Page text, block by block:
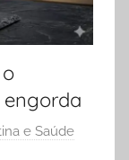
e Saúde